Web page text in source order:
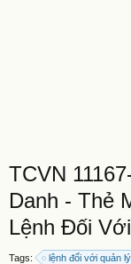
TCVN
Danh - Thẻ
Lệnh Đối
Tags: lệnh đối với quản